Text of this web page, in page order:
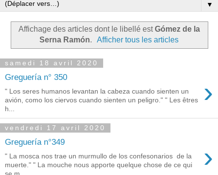
▼
Affichage des articles dont le libellé estGómez de la
Serna Ramón. Afficher tous les articles
samedi 18 avril 2020
Greguería n° 350 ›
" Los seres humanos levantan la cabeza cuando sienten un
avión, como los ciervos cuando sienten un peligro." " Les êtres
h...
vendredi 17 avril 2020
Greguería n°349 ›
" La mosca nos trae un murmullo de los confesonarios de la
muerte." " La mouche nous apporte quelque chose de ce qui